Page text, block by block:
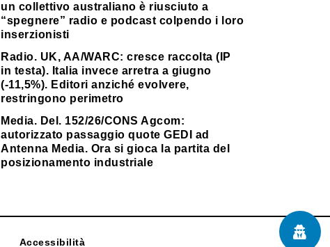
un collettivo australiano è riusciuto a
“spegnere” radio e podcast colpendo i loro
inserzionisti
Radio. UK, AA/WARC: cresce raccolta (IP
in testa). Italia invece arretra a giugno
(-11,5%). Editori anziché evolvere,
restringono perimetro
Media. Del. 152/26/CONS Agcom:
autorizzato passaggio quote GEDI ad
Antenna Media. Ora si gioca la partita del
posizionamento industriale
Accessibilità